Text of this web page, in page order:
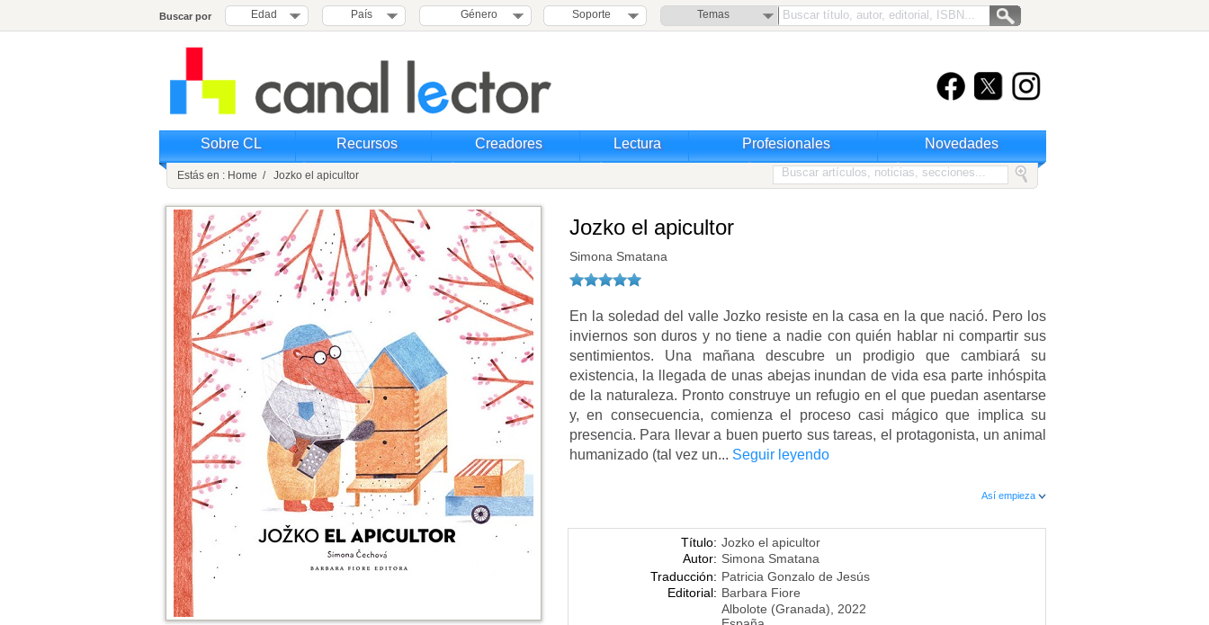
Buscar por Edad País Género Soporte Temas
Sobre CL Recursos Creadores Lectura Profesionales Novedades
Estás en : Home / Jozko el apicultor
Jozko el apicultor
Simona Smatana
En la soledad del valle Jozko resiste en la casa en la que nació. Pero los
inviernos son duros y no tiene a nadie con quién hablar ni compartir sus
sentimientos. Una mañana descubre un prodigio que cambiará su
existencia, la llegada de unas abejas inundan de vida esa parte inhóspita
de la naturaleza. Pronto construye un refugio en el que puedan asentarse
y, en consecuencia, comienza el proceso casi mágico que implica su
presencia. Para llevar a buen puerto sus tareas, el protagonista, un animal
humanizado (tal vez un... Seguir leyendo
Así empieza
Título: Jozko el apicultor
Autor: Simona Smatana
Traducción: Patricia Gonzalo de Jesús
Editorial: Barbara Fiore
Albolote (Granada), 2022